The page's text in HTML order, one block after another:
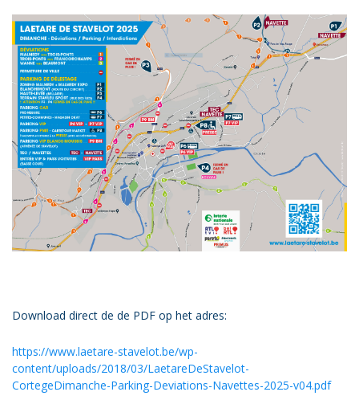
Download direct de de PDF op het adres:
https://www.laetare-stavelot.be/wp-
content/uploads/2018/03/LaetareDeStavelot-
CortegeDimanche-Parking-Deviations-Navettes-2025-v04.pdf